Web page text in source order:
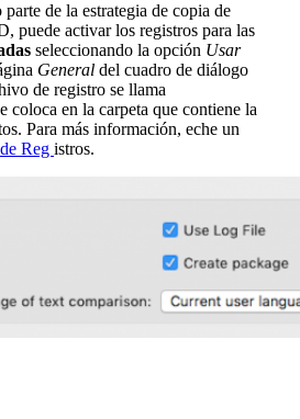
de la estrategia de copia de
puede activar los registros para las
seleccionando la opción Usar
General del cuadro de diálogo
de registro se llama
coloca en la carpeta que contiene la
Para más información, eche un
Reg istros.